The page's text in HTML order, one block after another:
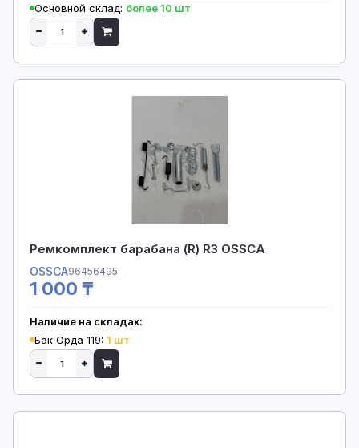
Основной склад: более 10 шт
Ремкомплект барабана (R) R3 OSSCA
OSSCA96456495
1 000 ₸
Наличие на складах:
Бак Орда 119: 1 шт